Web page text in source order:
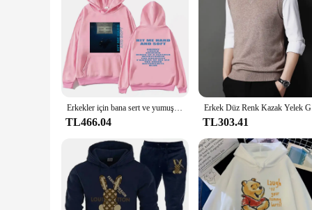
Erkekler için bana sert ve yumuşak Billie Hoodie vurdu Harajuku kazak kazak hayranları hediye Unisex giyim yüksek kalite kadınlar Tops
TL466.04 TL303.41